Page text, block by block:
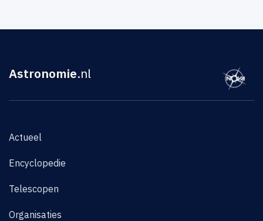
Astronomie.nl
Actueel
Encyclopedie
Telescopen
Organisaties